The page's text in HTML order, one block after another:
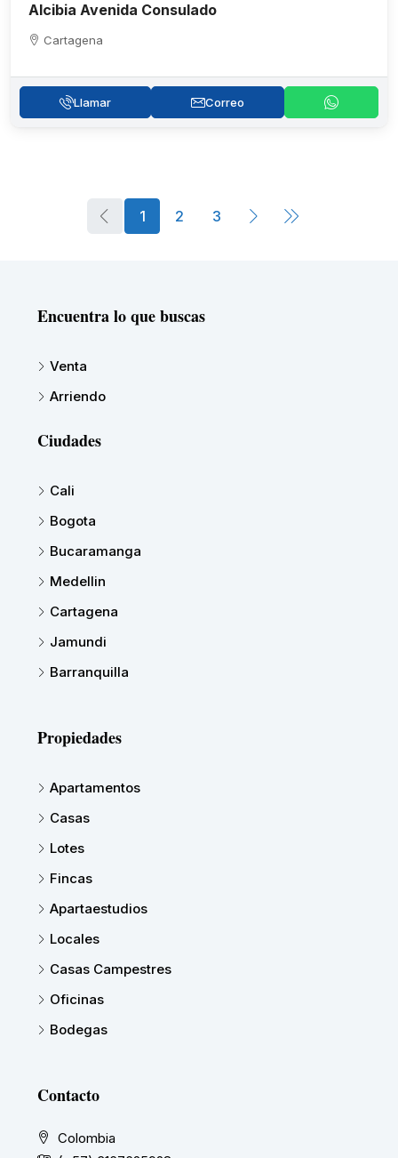
Alcibia Avenida Consulado
Cartagena
Llamar Correo
1 2 3
Encuentra lo que buscas
Venta
Arriendo
Ciudades
Cali
Bogota
Bucaramanga
Medellin
Cartagena
Jamundi
Barranquilla
Propiedades
Apartamentos
Casas
Lotes
Fincas
Apartaestudios
Locales
Casas Campestres
Oficinas
Bodegas
Contacto
Colombia